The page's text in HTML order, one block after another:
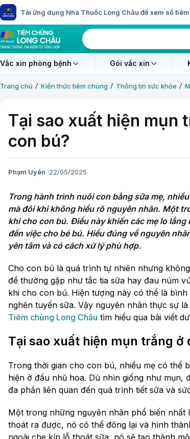
Tải ứng dụng Nhà Thuốc Long Châu để xem sổ
Vắc xin phòng bệnh Gói vắc xin
Trang chủ Kiến thức tiêm chủng Thông tin sức khỏe
Tại sao xuất hiện mụn
con bú?
Phạm Uyên 22/05/2025
Trong hành trình nuôi con bằng sữa mẹ,
mà đôi khi không hiểu rõ nguyên nhân. Một
khi cho con bú. Điều này khiến các mẹ lo
đến việc cho bé bú. Hiểu đúng về nguyên
yên tâm và có cách xử lý phù hợp.
Cho con bú là quá trình tự nhiên nhưng
đề thường gặp như tắc tia sữa hay đau núm
khi cho con bú. Hiện tượng này có thể là
nghẽn tuyến sữa. Vậy nguyên nhân thực sự
Tiêm chủng Long Châu tìm hiểu qua bài viết
Tại sao xuất hiện mụn trắng ở
Trong thời gian cho con bú, nhiều mẹ có thể
hiện ở đầu nhũ hoa. Dù nhìn giống như mụn,
đa phần liên quan đến quá trình tiết sữa và
Một trong những nguyên nhân phổ biến nhất
thoát ra được, nó có thể đông lại và hình